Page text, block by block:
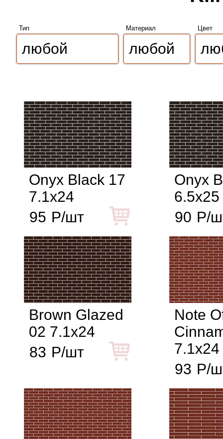
Тип Материал Цвет
Onyx Black 17
7.1x24
95 Р/шт
Onyx
6.5x25
90 Р/
Brown Glazed
02 7.1x24
83 Р/шт
Note
7.1x24
93 Р/